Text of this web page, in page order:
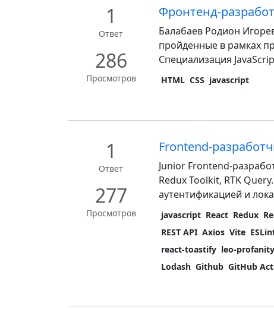
1
Ответ
286
Просмотров
Фронтенд-
Балабаев Родион
пройденные в рамках
Специализация
HTML CSS javascript
1
Ответ
277
Просмотров
Frontend-
Junior Frontend-
Redux Toolkit, RTK
аутентификацией и
javascript React Redux
REST API Axios Vite
react-toastify leo-profanity
Lodash Github GitHub